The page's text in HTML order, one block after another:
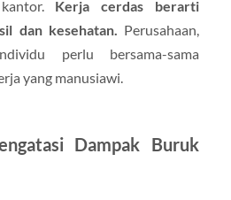
Kerja cerdas berarti
dan kesehatan.
Perusahaan,
perlu bersama-sama
yang manusiawi.
Dampak Buruk